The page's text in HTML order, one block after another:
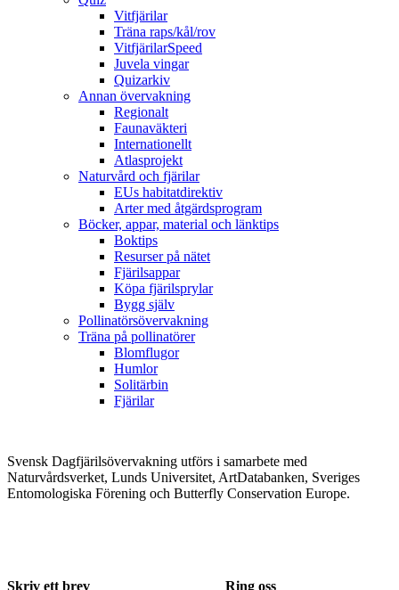
Vitfjärilar
Träna raps/kål/rov
VitfjärilarSpeed
Juvela vingar
Quizarkiv
Annan övervakning
Regionalt
Faunaväkteri
Internationellt
Atlasprojekt
Naturvård och fjärilar
EUs habitatdirektiv
Arter med åtgärdsprogram
Böcker, appar, material och länktips
Boktips
Resurser på nätet
Fjärilsappar
Köpa fjärilsprylar
Bygg själv
Pollinatörsövervakning
Träna på pollinatörer
Blomflugor
Humlor
Solitärbin
Fjärilar
Svensk Dagfjärilsövervakning utförs i samarbete med
Naturvårdsverket, Lunds Universitet, ArtDatabanken, Sveriges
Entomologiska Förening och Butterfly Conservation Europe.
Skriv ett brev Ring oss